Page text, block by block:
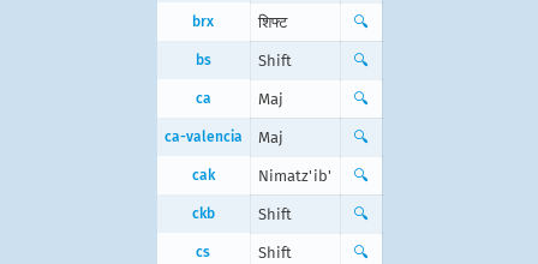
brx शिफ्ट 🔍
bs Shift 🔍
ca Maj 🔍
ca-valencia Maj 🔍
cak Nimatz'ib' 🔍
ckb Shift 🔍
cs Shift 🔍